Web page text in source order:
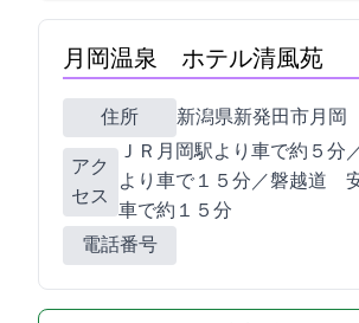
月岡温泉 ホテル清風苑
住所 新潟県新発田市月岡278-2
アク
セス
ＪＲ月岡駅より車で約５分
より車で１５分／磐越道
車で約１５分
電話番号